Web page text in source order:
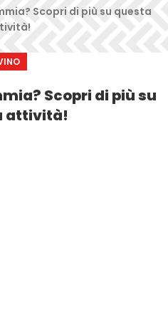
Scopri di più su questa
Scopri di più su
attività!